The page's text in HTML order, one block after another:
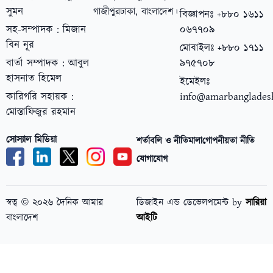
সুমন
সহ-সম্পাদক : মিজান
বিন নূর
বার্তা সম্পাদক : আবুল
হাসনাত হিমেল
কারিগরি সহায়ক :
মোস্তাফিজুর রহমান
গাজীপুরঢাকা, বাংলাদেশ।বিজ্ঞাপনঃ +৮৮০ ১৬১১
০৬৭৭০৯
মোবাইলঃ +৮৮০ ১৭১১
৯৭৫৭০৮
ইমেইলঃ
সোস্যাল মিডিয়া শর্তাবলি ও নীতিমালাগোপনীয়তা নীতি
যোগাযোগ
স্বত্ব © ২০২৬ দৈনিক আমার
বাংলাদেশ
ডিজাইন এন্ড ডেভেলপমেন্ট byসারিয়া
আইটি